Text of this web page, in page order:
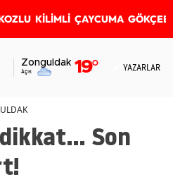
KİLİMLİ ÇAYCUMA
Zonguldak
Açık 19° YAZARLAR
Son